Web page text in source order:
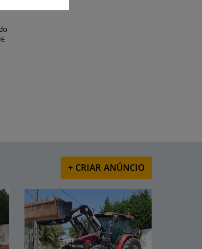
+ CRIAR ANÚNCIO